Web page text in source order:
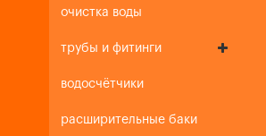
очистка воды
трубы и фитинги
водосчётчики
расширительные баки